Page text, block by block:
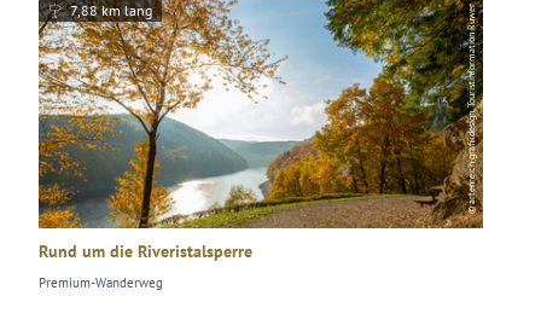
© artenreich grafikdesign, Touristinformation Ruwer
7,88 km lang
Rund um die Riveristalsperre
Premium-Wanderweg